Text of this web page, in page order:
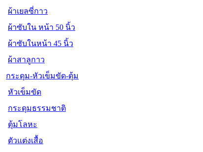
ผ้าเยลซี่กาว
ผ้าซับใน หน้า 50 นิ้ว
ผ้าซับในหน้า 45 นิ้ว
ผ้าสาลูกาว
กระดุม-หัวเข็มขัด-ตุ้ม
หัวเข็มขัด
กระดุมธรรมชาติ
ตุ้มโลหะ
ตัวแต่งเสื้อ